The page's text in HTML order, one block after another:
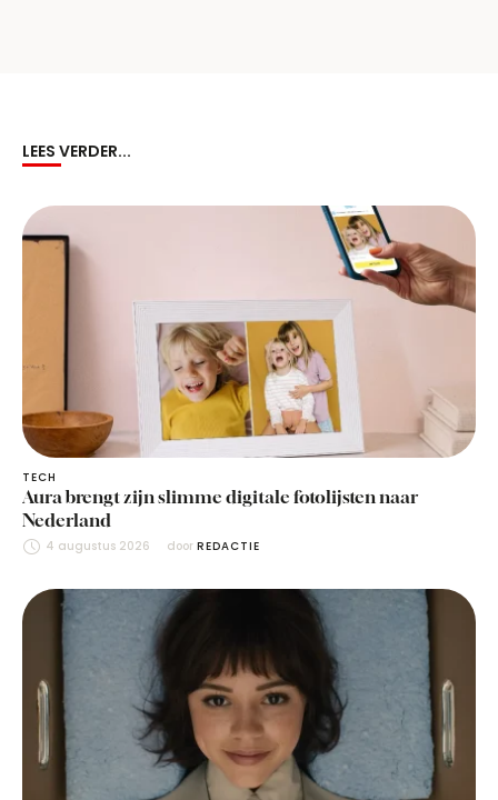
LEES VERDER...
TECH
Aura brengt zijn slimme digitale fotolijsten naar
Nederland
4 augustus 2026 door REDACTIE